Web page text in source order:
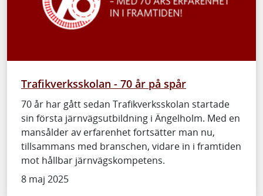
Trafikverksskolan - 70 år på spår
70 år har gått sedan Trafikverksskolan startade
sin första järnvägsutbildning i Ängelholm. Med en
mansålder av erfarenhet fortsätter man nu,
tillsammans med branschen, vidare in i framtiden
mot hållbar järnvägskompetens.
8 maj 2025